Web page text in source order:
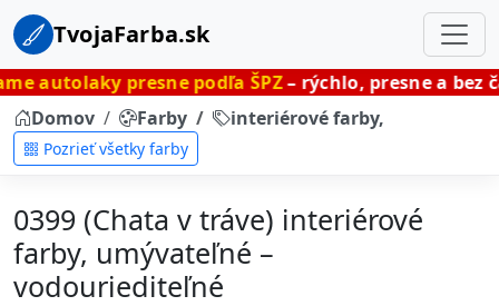
TvojaFarba.sk
presne podľa ŠPZ– rýchlo, presne a bez čakania.
Domov
Farby interiérové farby,
Pozrieť všetky farby
0399 (Chata v tráve) interiérové
farby, umývateľné –
vodouriediteľné